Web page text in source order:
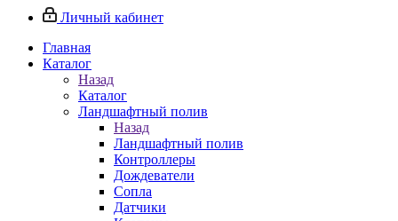
Личный кабинет
Главная
Каталог
Назад
Каталог
Ландшафтный полив
Назад
Ландшафтный полив
Контроллеры
Дождеватели
Сопла
Датчики